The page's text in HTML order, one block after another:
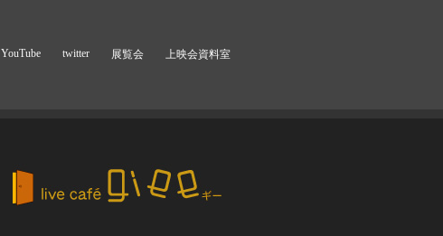
YouTube twitter 展覧会 上映会資料室